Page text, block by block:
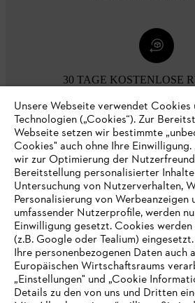
30 TAGE KOSTENLOSE
Unternehmen
Unsere Webseite verwendet Cookies
Technologien („Cookies“). Zur
Webseite setzen wir bestimmte
Cookies" auch ohne Ihre
wir zur Optimierung der
Bereitstellung personalisierter
Untersuchung von Nutzerverhalten,
Personalisierung von Werbeanzeigen
umfassender Nutzerprofile, werden
Einwilligung gesetzt. Cookies
(z.B. Google oder Tealium)
Ihre personenbezogenen Daten auch
Europäischen Wirtschaftsraums
„Einstellungen" und „Cookie
Details zu den von uns und Dritten